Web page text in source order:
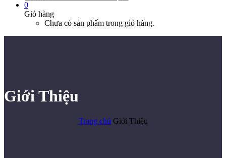
0
Giỏ hàng
Chưa có sản phẩm trong giỏ hàng.
Giới Thiệu
Trang chủ Giới Thiệu